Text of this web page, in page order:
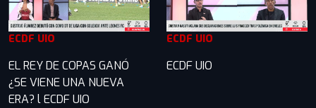
ECDF UIO
EL REY DE COPAS GANÓ
¿SE VIENE UNA NUEVA
ERA? l ECDF UIO
ECDF UIO
ECDF UIO